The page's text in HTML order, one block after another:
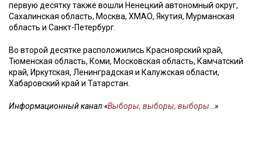
первую десятку также вошли Ненецкий автономный округ,
Сахалинская область, Москва, ХМАО, Якутия, Мурманская
область и Санкт-Петербург.
Во второй десятке расположились Красноярский край,
Тюменская область, Коми, Московская область, Камчатский
край, Иркутская, Ленинградская и Калужская области,
Хабаровский край и Татарстан.
Информационный канал «Выборы, выборы, выборы… »